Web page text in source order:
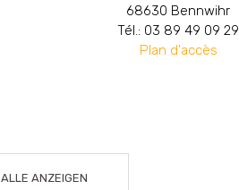
68630 Bennwihr
Tél.: 03 89 49 09 29
Plan d'accès
ALLE ANZEIGEN